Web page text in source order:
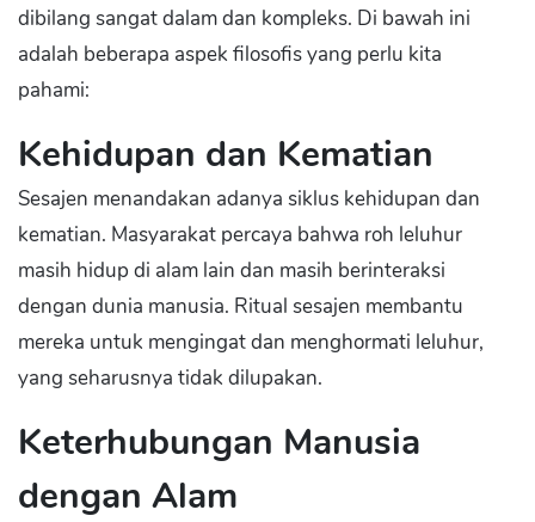
dibilang sangat dalam dan kompleks. Di bawah ini
adalah beberapa aspek filosofis yang perlu kita
pahami:
Kehidupan dan Kematian
Sesajen menandakan adanya siklus kehidupan dan
kematian. Masyarakat percaya bahwa roh leluhur
masih hidup di alam lain dan masih berinteraksi
dengan dunia manusia. Ritual sesajen membantu
mereka untuk mengingat dan menghormati leluhur,
yang seharusnya tidak dilupakan.
Keterhubungan Manusia
dengan Alam